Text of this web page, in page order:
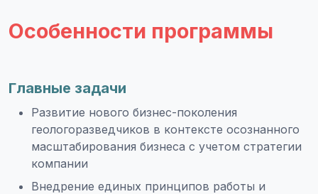
Особенности программы
Главные задачи
Развитие нового бизнес-поколения
геологоразведчиков в контексте осознанного
масштабирования бизнеса с учетом стратегии
компании
Внедрение единых принципов работы и